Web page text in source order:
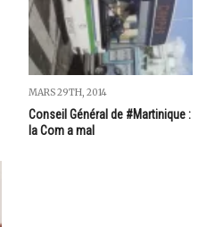
MARS 29TH, 2014
Conseil Général de #Martinique :
la Com a mal